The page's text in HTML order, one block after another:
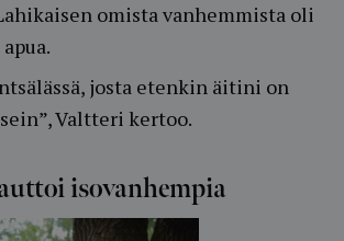
omista vanhemmista oli
josta etenkin äitini on
Valtteri kertoo.
isovanhempia